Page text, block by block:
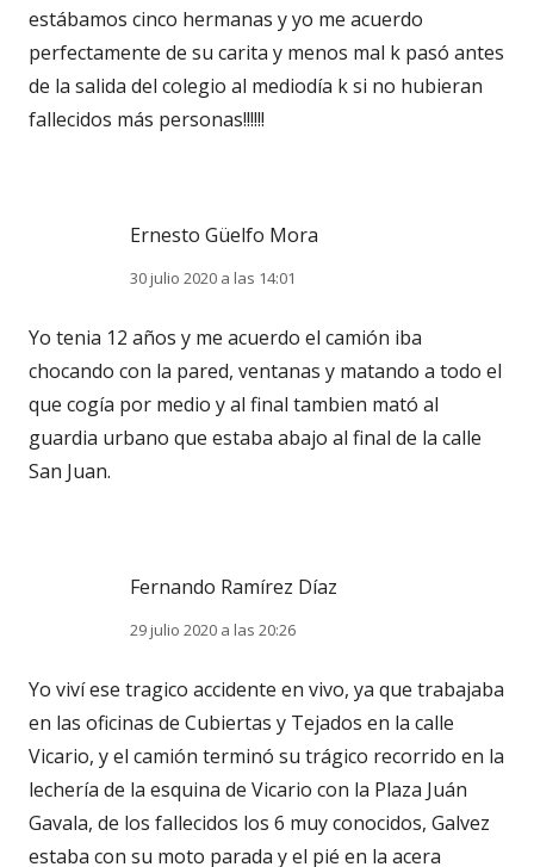
estábamos cinco hermanas y yo me acuerdo
perfectamente de su carita y menos mal k pasó antes
de la salida del colegio al mediodía k si no hubieran
fallecidos más personas!!!!!!
Ernesto Güelfo Mora
30 julio 2020 a las 14:01
Yo tenia 12 años y me acuerdo el camión iba
chocando con la pared, ventanas y matando a todo el
que cogía por medio y al final tambien mató al
guardia urbano que estaba abajo al final de la calle
San Juan.
Fernando Ramírez Díaz
29 julio 2020 a las 20:26
Yo viví ese tragico accidente en vivo, ya que trabajaba
en las oficinas de Cubiertas y Tejados en la calle
Vicario, y el camión terminó su trágico recorrido en la
lechería de la esquina de Vicario con la Plaza Juán
Gavala, de los fallecidos los 6 muy conocidos, Galvez
estaba con su moto parada y el pié en la acera